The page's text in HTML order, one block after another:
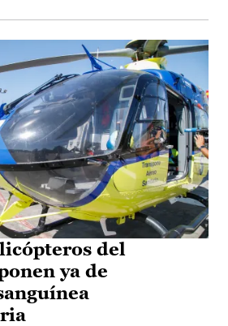
del
ya de